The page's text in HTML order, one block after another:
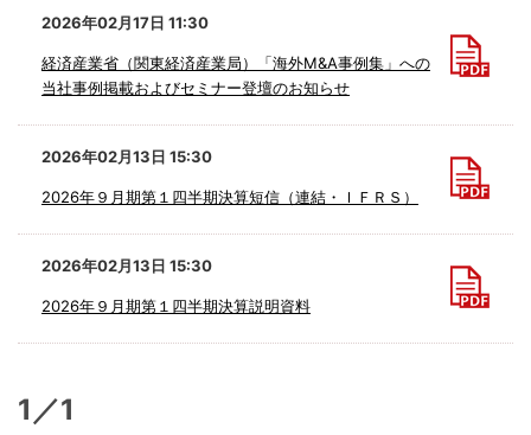
2026年02月17日 11:30
経済産業省（関東経済産業局）「海外M&A事例集」への
当社事例掲載およびセミナー登壇のお知らせ
2026年02月13日 15:30
2026年９月期第１四半期決算短信（連結・ＩＦＲＳ）
2026年02月13日 15:30
2026年９月期第１四半期決算説明資料
1／1